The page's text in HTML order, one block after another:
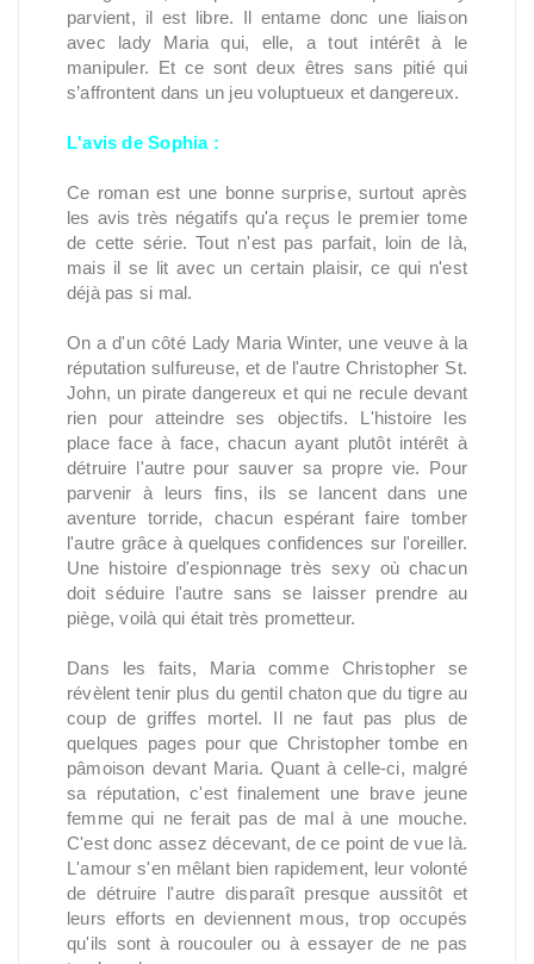
parvient, il est libre. Il entame donc une liaison
avec lady Maria qui, elle, a tout intérêt à le
manipuler. Et ce sont deux êtres sans pitié qui
s’affrontent dans un jeu voluptueux et dangereux.
L'avis de Sophia :
Ce roman est une bonne surprise, surtout après
les avis très négatifs qu'a reçus le premier tome
de cette série. Tout n'est pas parfait, loin de là,
mais il se lit avec un certain plaisir, ce qui n'est
déjà pas si mal.
On a d'un côté Lady Maria Winter, une veuve à la
réputation sulfureuse, et de l'autre Christopher St.
John, un pirate dangereux et qui ne recule devant
rien pour atteindre ses objectifs. L'histoire les
place face à face, chacun ayant plutôt intérêt à
détruire l'autre pour sauver sa propre vie. Pour
parvenir à leurs fins, ils se lancent dans une
aventure torride, chacun espérant faire tomber
l'autre grâce à quelques confidences sur l'oreiller.
Une histoire d'espionnage très sexy où chacun
doit séduire l'autre sans se laisser prendre au
piège, voilà qui était très prometteur.
Dans les faits, Maria comme Christopher se
révèlent tenir plus du gentil chaton que du tigre au
coup de griffes mortel. Il ne faut pas plus de
quelques pages pour que Christopher tombe en
pâmoison devant Maria. Quant à celle-ci, malgré
sa réputation, c'est finalement une brave jeune
femme qui ne ferait pas de mal à une mouche.
C'est donc assez décevant, de ce point de vue là.
L'amour s'en mêlant bien rapidement, leur volonté
de détruire l'autre disparaît presque aussitôt et
leurs efforts en deviennent mous, trop occupés
qu'ils sont à roucouler ou à essayer de ne pas